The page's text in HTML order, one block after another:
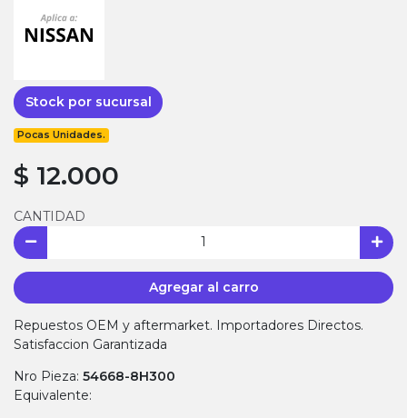
Stock por sucursal
Pocas Unidades.
$ 12.000
CANTIDAD
Agregar al carro
Repuestos OEM y aftermarket. Importadores Directos.
Satisfaccion Garantizada
Nro Pieza: 54668-8H300
Equivalente: